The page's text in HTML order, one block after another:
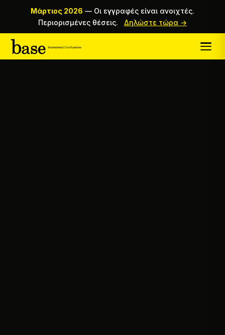
Μάρτιος 2026 — Οι εγγραφές είναι ανοιχτές.
Περιορισμένες θέσεις.
Δηλώστε τώρα →